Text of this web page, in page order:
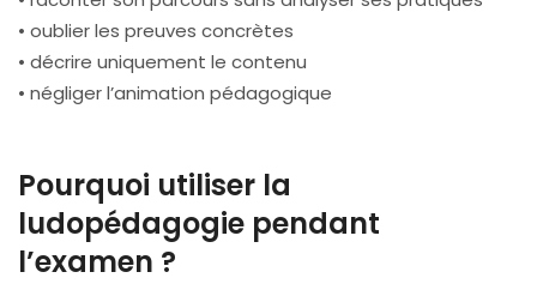
• oublier les preuves concrètes
• décrire uniquement le contenu
• négliger l’animation pédagogique
Pourquoi utiliser la
ludopédagogie pendant
l’examen ?